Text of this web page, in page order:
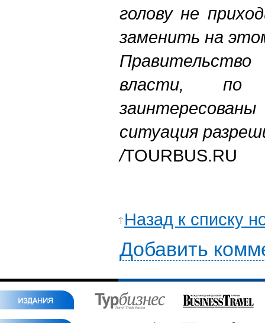
голову не
заменить на
власти, по
ситуация
/TOURBUS.RU
Назад к списку
Добавить